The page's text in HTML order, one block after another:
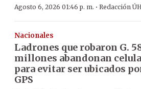
Agosto 6, 2026 01:46 p. m. · Redacción ÚH
Nacionales
Ladrones que robaron G.
millones abandonan
para evitar ser ubicados
GPS